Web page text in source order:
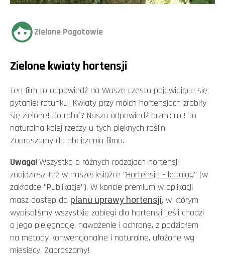
Zielone Pogotowie
Zielone kwiaty hortensji
Ten film to odpowiedź na Wasze często pojawiające się
pytanie: ratunku! Kwiaty przy moich hortensjach zrobiły
się zielone! Co robić? Nasza odpowiedź brzmi: nic! To
naturalna kolej rzeczy u tych pięknych roślin.
Zapraszamy do obejrzenia filmu.
Uwaga!Wszystko o różnych rodzajach hortensji
znajdziesz też w naszej książce "Hortensje - katalog" (w
zakładce "Publikacje"). W koncie premium w aplikacji
masz dostęp do planu uprawy hortensji, w którym
wypisaliśmy wszystkie zabiegi dla hortensji, jeśli chodzi
o jego pielęgnację, nawożenie i ochronę, z podziałem
na metody konwencjonalne i naturalne, ułożone wg
miesięcy. Zapraszamy!